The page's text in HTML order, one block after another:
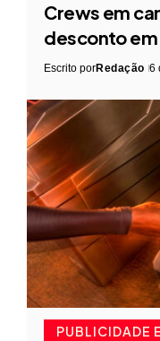
Crews em
desconto
Escrito porRedação 6
PUBLICIDADE